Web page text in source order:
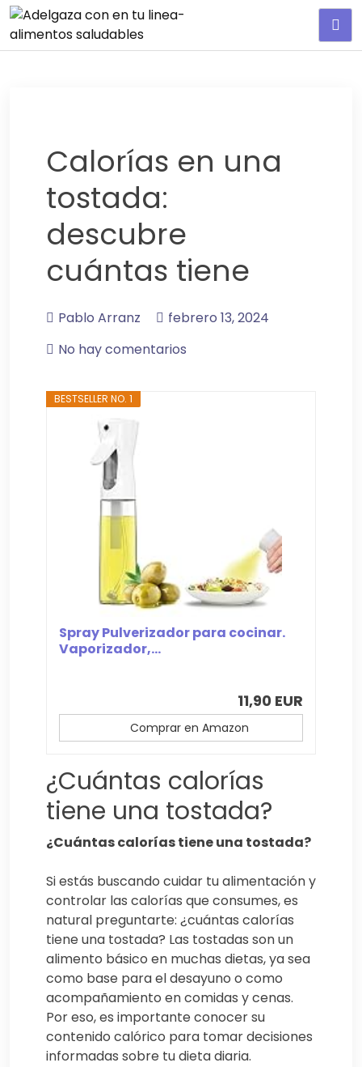
Calorías en una
tostada:
descubre
cuántas tiene
Pablo Arranz
febrero 13, 2024
No hay comentarios
BESTSELLER NO. 1
Spray Pulverizador para cocinar.
Vaporizador,...
11,90 EUR
Comprar en Amazon
¿Cuántas calorías
tiene una tostada?
¿Cuántas calorías tiene una tostada?
Si estás buscando cuidar tu alimentación y
controlar las calorías que consumes, es
natural preguntarte: ¿cuántas calorías
tiene una tostada? Las tostadas son un
alimento básico en muchas dietas, ya sea
como base para el desayuno o como
acompañamiento en comidas y cenas.
Por eso, es importante conocer su
contenido calórico para tomar decisiones
informadas sobre tu dieta diaria.